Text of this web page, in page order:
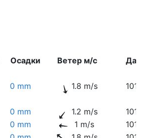
Осадки Ветер м/с
0 mm 1.8 m/s
0 mm 1.2 m/s
0 mm 1 m/s